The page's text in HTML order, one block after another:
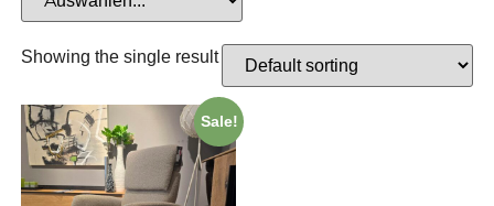
Showing the single result
Sale!